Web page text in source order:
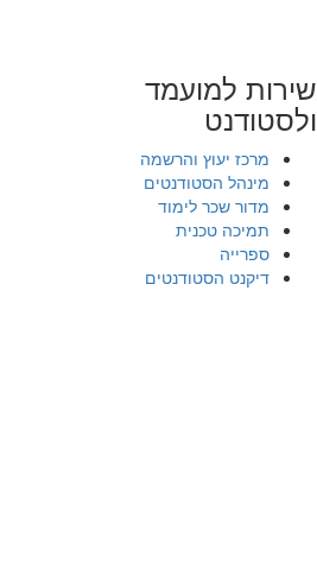
שירות למועמד
ולסטודנט
מרכז יעוץ והרשמה
מינהל הסטודנטים
מדור שכר לימוד
תמיכה טכנית
ספרייה
דיקנט הסטודנטים